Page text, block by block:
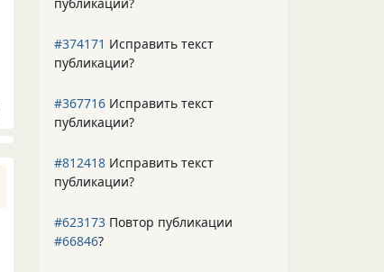
#374171 Исправить текст
публикации?
#367716 Исправить текст
публикации?
#812418 Исправить текст
публикации?
#623173 Повтор публикации
#66846?